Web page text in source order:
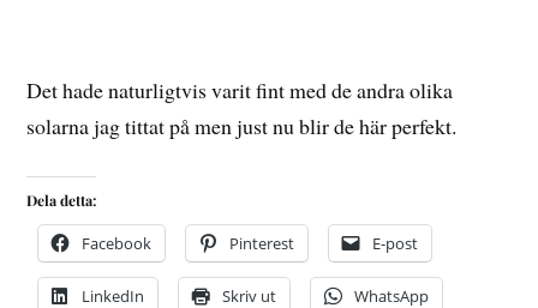
Det hade naturligtvis varit fint med de andra olika
solarna jag tittat på men just nu blir de här perfekt.
Dela detta:
Facebook Pinterest E-post
LinkedIn Skriv ut WhatsApp